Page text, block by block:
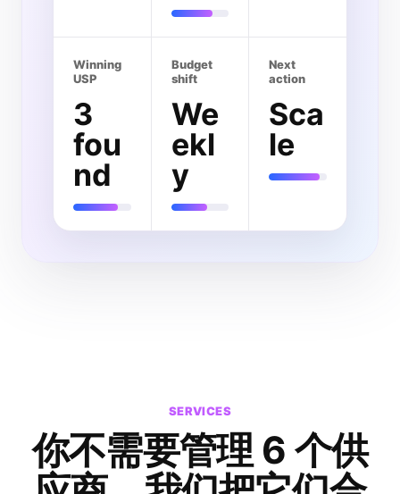
Winning
USP
3
fou
nd
Budget
shift
We
ekl
y
Next
action
Sca
le
SERVICES
你不需要管理 6 个供